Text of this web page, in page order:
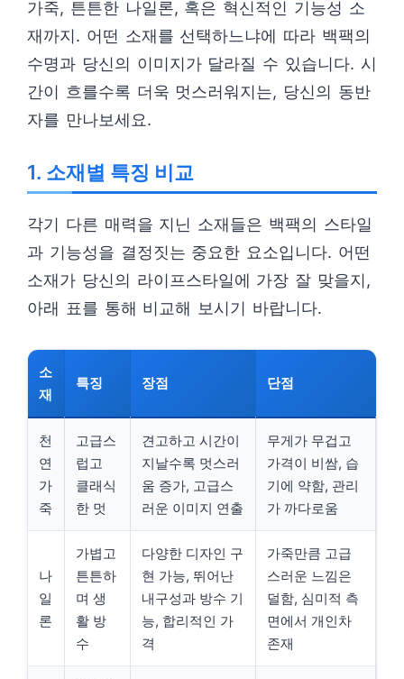
가죽, 튼튼한 나일론, 혹은 혁신적인 기능성 소
재까지. 어떤 소재를 선택하느냐에 따라 백팩의
수명과 당신의 이미지가 달라질 수 있습니다. 시
간이 흐를수록 더욱 멋스러워지는, 당신의 동반
자를 만나보세요.
1. 소재별 특징 비교
각기 다른 매력을 지닌 소재들은 백팩의 스타일
과 기능성을 결정짓는 중요한 요소입니다. 어떤
소재가 당신의 라이프스타일에 가장 잘 맞을지,
아래 표를 통해 비교해 보시기 바랍니다.
소
재
특징 장점 단점
천
연
가
죽
고급스
럽고
클래식
한 멋
견고하고 시간이
지날수록 멋스러
움 증가, 고급스
러운 이미지 연출
무게가 무겁고
가격이 비쌈, 습
기에 약함, 관리
가 까다로움
나
일
론
가볍고
튼튼하
며 생
활 방
수
다양한 디자인 구
현 가능, 뛰어난
내구성과 방수 기
능, 합리적인 가
격
가죽만큼 고급
스러운 느낌은
덜함, 심미적 측
면에서 개인차
존재